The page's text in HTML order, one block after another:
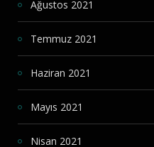
Ağustos 2021
Temmuz 2021
Haziran 2021
Mayıs 2021
Nisan 2021